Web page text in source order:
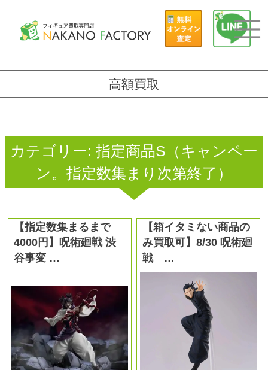
高額買取
カテゴリー: 指定商品S（キャンペー
ン。指定数集まり次第終了）
【指定数集まるまで
4000円】呪術廻戦 渋
谷事変 …
【箱イタミない商品の
み買取可】8/30 呪術廻
戦 …